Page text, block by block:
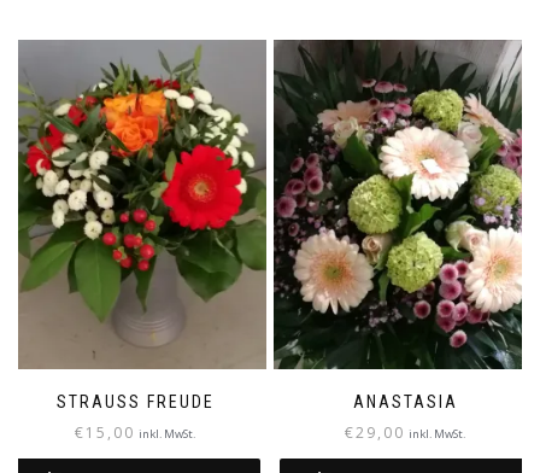
STRAUSS FREUDE
€15,00 inkl. MwSt.
ANASTASIA
€29,00 inkl. MwSt.